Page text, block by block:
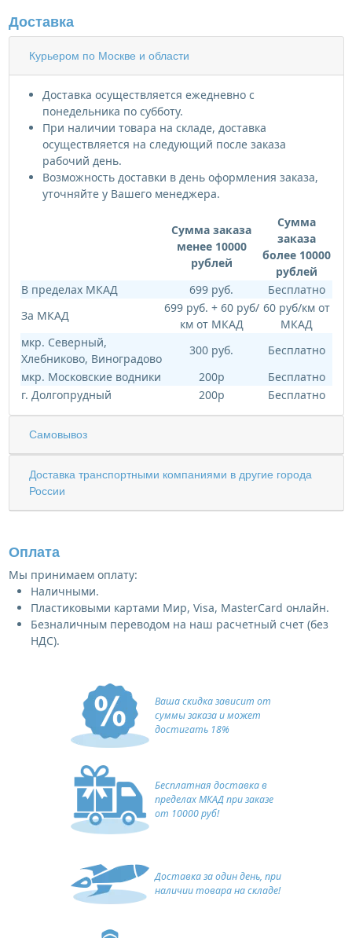
Доставка
Курьером по Москве и области
Доставка осуществляется ежедневно с
понедельника по субботу.
При наличии товара на складе, доставка
осуществляется на следующий после заказа
рабочий день.
Возможность доставки в день оформления заказа,
уточняйте у Вашего менеджера.
Сумма заказа
менее 10000
рублей
Сумма
заказа
более 10000
рублей
В пределах МКАД
699 руб.
Бесплатно
За МКАД
699 руб. + 60 руб/
км от МКАД
60 руб/км от
МКАД
мкр. Северный,
Хлебниково, Виноградово
300 руб.
Бесплатно
мкр. Московские водники
200р
Бесплатно
г. Долгопрудный
200р Бесплатно
Самовывоз
Доставка транспортными компаниями в другие города
России
Оплата
Мы принимаем оплату:
Наличными.
Пластиковыми картами Мир, Visa, MasterCard онлайн.
Безналичным переводом на наш расчетный счет (без
НДС).
Ваша скидка зависит от
суммы заказа и может
достигать 18%
Бесплатная доставка в
пределах МКАД при заказе
от 10000 руб!
Доставка за один день, при
наличии товара на складе!